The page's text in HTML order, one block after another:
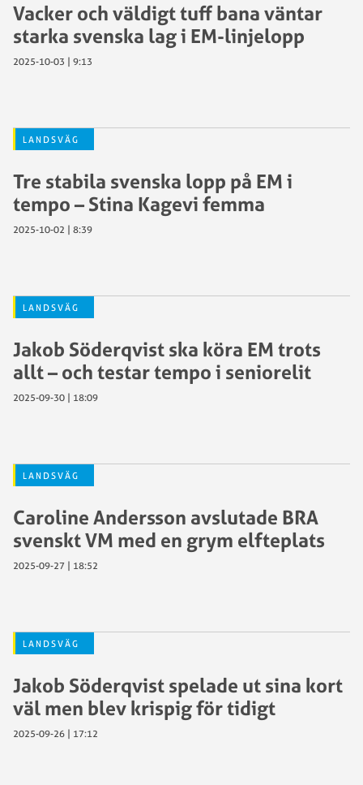
Vacker och väldigt tuff bana väntar
starka svenska lag i EM-linjelopp
2025-10-03 | 9:13
LANDSVÄG
Tre stabila svenska lopp på EM i
tempo – Stina Kagevi femma
2025-10-02 | 8:39
LANDSVÄG
Jakob Söderqvist ska köra EM trots
allt – och testar tempo i seniorelit
2025-09-30 | 18:09
LANDSVÄG
Caroline Andersson avslutade BRA
svenskt VM med en grym elfteplats
2025-09-27 | 18:52
LANDSVÄG
Jakob Söderqvist spelade ut sina kort
väl men blev krispig för tidigt
2025-09-26 | 17:12